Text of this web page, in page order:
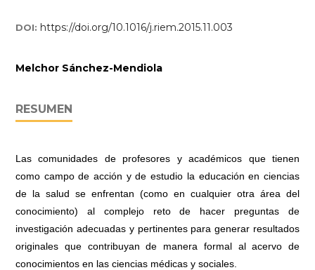
DOI: https://doi.org/10.1016/j.riem.2015.11.003
Melchor Sánchez-Mendiola
RESUMEN
Las comunidades de profesores y académicos que tienen
como campo de acción y de estudio la educación en ciencias
de la salud se enfrentan (como en cualquier otra área del
conocimiento) al complejo reto de hacer preguntas de
investigación adecuadas y pertinentes para generar resultados
originales que contribuyan de manera formal al acervo de
conocimientos en las ciencias médicas y sociales.